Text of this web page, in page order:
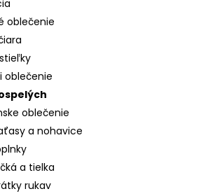
oblečenie
oblečenie
oblečenie
a nohavice
a tielka
rukav